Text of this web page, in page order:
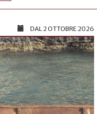
DAL2 OTTOBRE 2026